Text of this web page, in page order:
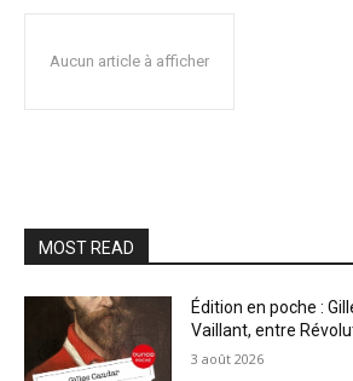
Aucun article à afficher
MOST READ
Édition en poche :
Vaillant, entre
3 août 2026